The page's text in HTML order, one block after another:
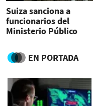
Suiza sanciona a
funcionarios del
Ministerio Público
EN PORTADA